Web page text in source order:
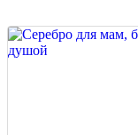
свойствах. Более
качества и доверия